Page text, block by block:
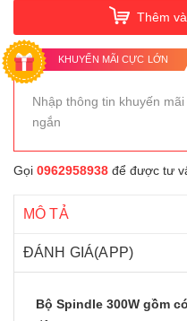
Thêm
KHUYẾN MÃI CỰC LỚN
Nhập thông tin khuyến
ngắn
Gọi 0962958938 để được tư
MÔ TẢ
ĐÁNH GIÁ(APP)
Bộ Spindle 300W gồm